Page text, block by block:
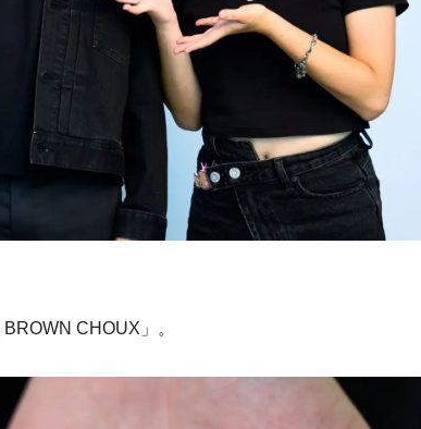
BROWN CHOUX 」。